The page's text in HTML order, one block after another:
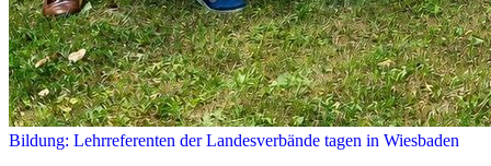
Bildung: Lehrreferenten der Landesverbände tagen in Wiesbaden